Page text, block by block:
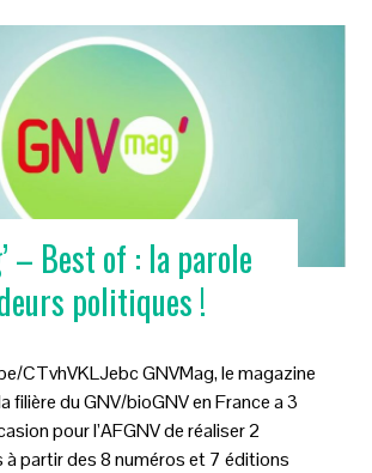
– Best of : la parole
politiques !
CTvhVKLJebc GNVMag, le magazine
filière du GNV/bioGNV en France a 3
pour l’AFGNV de réaliser 2
partir des 8 numéros et 7 éditions